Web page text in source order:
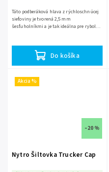
Do košíka
Táto podberáková hlava z rýchloschnúcej
sieťoviny je tvorená 2,5 mm
šesťuholníkmi a je tak ideálna pre rybolov
Akcia %
–20 %
Nytro Šiltovka Trucker Cap